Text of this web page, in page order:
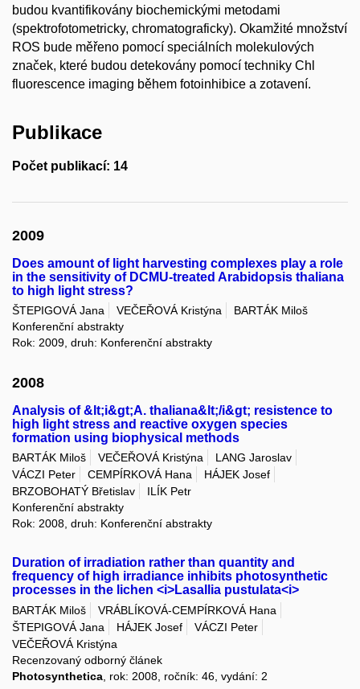
budou kvantifikovány biochemickými metodami
(spektrofotometricky, chromatograficky). Okamžité množství
ROS bude měřeno pomocí speciálních molekulových
značek, které budou detekovány pomocí techniky Chl
fluorescence imaging během fotoinhibice a zotavení.
Publikace
Počet publikací: 14
2009
Does amount of light harvesting complexes play a role
in the sensitivity of DCMU-treated Arabidopsis thaliana
to high light stress?
ŠTEPIGOVÁ Jana VEČEŘOVÁ Kristýna
BARTÁK Miloš
Konferenční abstrakty
Rok: 2009, druh: Konferenční abstrakty
2008
Analysis of &lt;i&gt;A. thaliana&lt;/i&gt; resistence to
high light stress and reactive oxygen species
formation using biophysical methods
BARTÁK Miloš VEČEŘOVÁ Kristýna
LANG Jaroslav
VÁCZI Peter
CEMPÍRKOVÁ Hana
HÁJEK Josef
BRZOBOHATÝ Břetislav
ILÍK Petr
Konferenční abstrakty
Rok: 2008, druh: Konferenční abstrakty
Duration of irradiation rather than quantity and
frequency of high irradiance inhibits photosynthetic
processes in the lichen <i>Lasallia pustulata<i>
BARTÁK Miloš
VRÁBLÍKOVÁ-CEMPÍRKOVÁ Hana
ŠTEPIGOVÁ Jana
HÁJEK Josef
VÁCZI Peter
VEČEŘOVÁ Kristýna
Recenzovaný odborný článek
Photosynthetica, rok: 2008, ročník: 46, vydání: 2